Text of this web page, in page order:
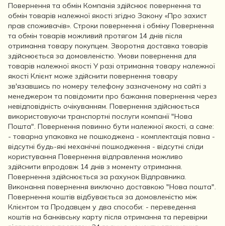
Повернення та обмін Компанія здійснює повернення та
обмін товарів належної якості згідно Закону «Про захист
прав споживачів». Строки повернення і обміну Повернення
та обмін товарів можливий протягом 14 днів після
отримання товару покупцем. Зворотня доставка товарів
здійснюється за домовленістю. Умови повернення для
товарів належної якості У разі отримання товару належної
якості Клієнт може здійснити повернення товару
зв'язавшись по номеру телефону зазначеному на сайті з
менеджером та повідомити про бажання повернення через
невідповідність очікуванням. Повернення здійснюється
використовуючи транспортні послуги компанії "Нова
Пошта". Повернення повинно бути належної якості, а саме:
- товарна упаковка не пошкоджена - комплектація повна -
відсутні будь-які механічні пошкодження - відсутні сліди
користування Повернення відправлення можливо
здійснити впродовж 14 днів з моменту отримання.
Повернення здійснюється за рахунок Відправника.
Виконання повернення виключно доставкою "Нова пошта".
Повернення коштів відбувається за домовленістю між
Клієнтом та Продавцем у два способи: - переведення
коштів на банківську карту після отримання та перевірки